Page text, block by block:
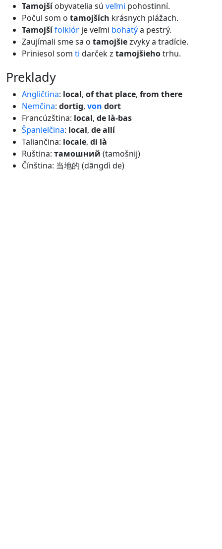
Tamojšíobyvatelia sú veľmi pohostinní.
Počul som o tamojších krásnych plážach.
Tamojšífolklór je veľmi bohatýa pestrý.
Zaujímali sme sa o tamojšiezvyky a tradície.
Priniesol som ti darček z tamojšiehotrhu.
preklady
Angličtina: local, of that place, from there
Nemčina: dortig, von dort
Francúzština: local, de là-bas
Španielčina: local, de allí
Taliančina: locale, di là
Ruština: тамошний (tamošnij)
Čínština: 当地的 (dāngdì de)